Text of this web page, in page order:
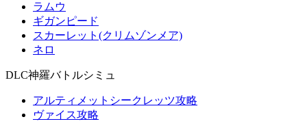
ラムウ
ギガンピード
スカーレット(クリムゾンメア)
ネロ
DLC神羅バトルシミュ
アルティメットシークレッツ攻略
ヴァイス攻略